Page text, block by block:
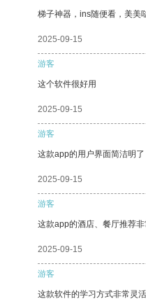
梯子神器，ins随便看，美美
2025-09-15
游客
这个软件很好用
2025-09-15
游客
这款app的用户界面简洁明
2025-09-15
游客
这款app的酒店、餐厅推荐
2025-09-15
游客
这款软件的学习方式非常灵